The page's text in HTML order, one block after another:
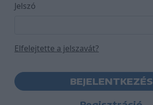
Jelszó
Elfelejtette a jelszavát?
BEJELENTKEZÉS